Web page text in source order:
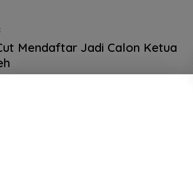
Mendaftar Jadi Calon Ketua
Dek Cut resmi mendaftarkan diri sebagai Calon
Wilayah (DPW)…
Kepala BPPA Atas